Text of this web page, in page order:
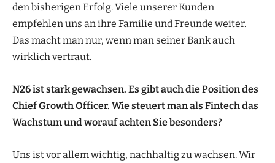
den bisherigen Erfolg. Viele unserer Kunden
empfehlen uns an ihre Familie und Freunde weiter.
Das macht man nur, wenn man seiner Bank auch
wirklich vertraut.
N26 ist stark gewachsen. Es gibt auch die Position des
Chief Growth Officer. Wie steuert man als Fintech das
Wachstum und worauf achten Sie besonders?
Uns ist vor allem wichtig, nachhaltig zu wachsen. Wir